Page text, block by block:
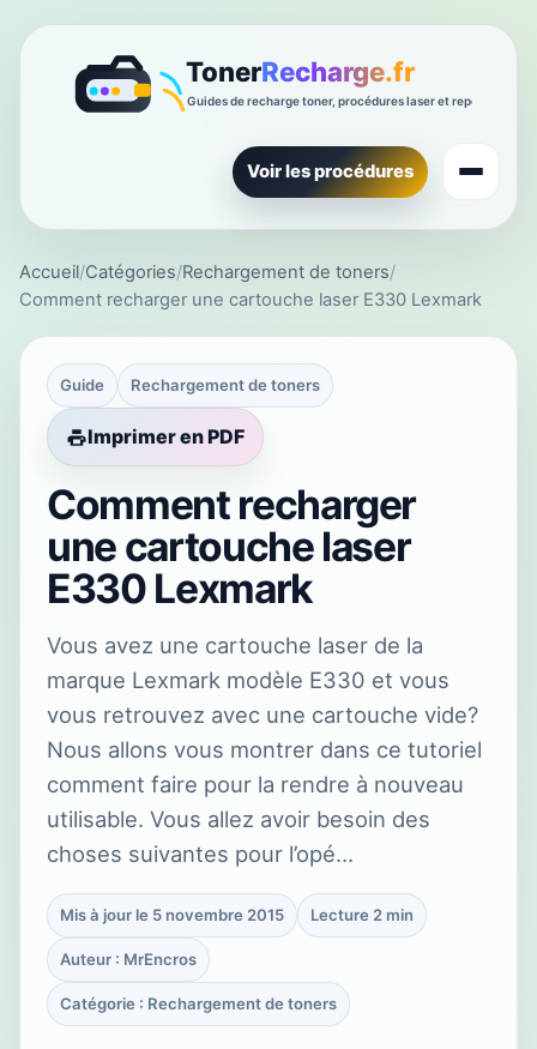
Voir les procédures
Accueil/Catégories/Rechargement de toners/
Comment recharger une cartouche laser E330 Lexmark
Guide Rechargement de toners
Imprimer en PDF
Comment recharger
une cartouche laser
E330 Lexmark
Vous avez une cartouche laser de la
marque Lexmark modèle E330 et vous
vous retrouvez avec une cartouche vide?
Nous allons vous montrer dans ce tutoriel
comment faire pour la rendre à nouveau
utilisable. Vous allez avoir besoin des
choses suivantes pour l’opé…
Mis à jour le 5 novembre 2015 Lecture 2 min
Auteur : MrEncros
Catégorie : Rechargement de toners